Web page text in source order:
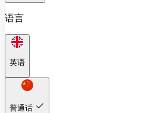
语言
英语
普通话